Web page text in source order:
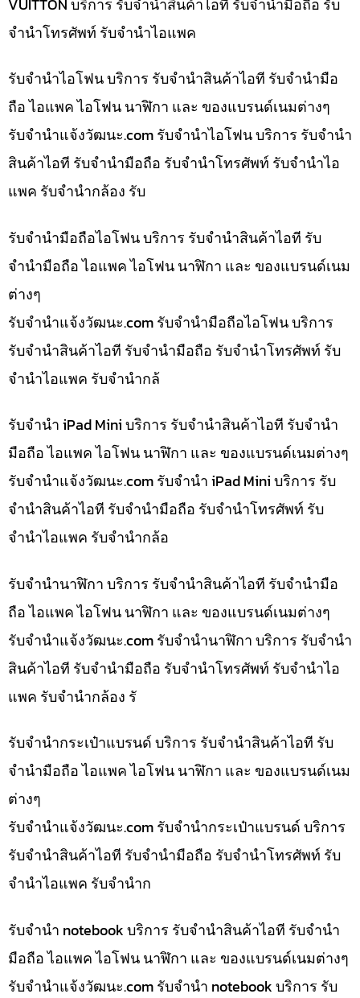
จำนำโทรศัพท์ รับจำนำไอแพค
รับจำนำไอโฟน บริการ รับจำนำสินค้าไอที รับจำนำมือ
ถือ ไอแพค ไอโฟน นาฬิกา และ ของแบรนด์เนมต่างๆ
รับจํานําแจ้งวัฒนะ.com รับจำนำไอโฟน บริการ รับจำนำ
สินค้าไอที รับจำนำมือถือ รับจำนำโทรศัพท์ รับจำนำไอ
แพค รับจำนำกล้อง รับ
รับจำนำมือถือไอโฟน บริการ รับจำนำสินค้าไอที รับ
จำนำมือถือ ไอแพค ไอโฟน นาฬิกา และ ของแบรนด์เนม
ต่างๆ
รับจํานําแจ้งวัฒนะ.com รับจำนำมือถือไอโฟน บริการ
รับจำนำสินค้าไอที รับจำนำมือถือ รับจำนำโทรศัพท์ รับ
จำนำไอแพค รับจำนำกล้
รับจำนำ iPad Mini บริการ รับจำนำสินค้าไอที รับจำนำ
มือถือ ไอแพค ไอโฟน นาฬิกา และ ของแบรนด์เนมต่างๆ
รับจํานําแจ้งวัฒนะ.com รับจำนำ iPad Mini บริการ รับ
จำนำสินค้าไอที รับจำนำมือถือ รับจำนำโทรศัพท์ รับ
จำนำไอแพค รับจำนำกล้อ
รับจำนำนาฬิกา บริการ รับจำนำสินค้าไอที รับจำนำมือ
ถือ ไอแพค ไอโฟน นาฬิกา และ ของแบรนด์เนมต่างๆ
รับจํานําแจ้งวัฒนะ.com รับจำนำนาฬิกา บริการ รับจำนำ
สินค้าไอที รับจำนำมือถือ รับจำนำโทรศัพท์ รับจำนำไอ
แพค รับจำนำกล้อง รั
รับจำนำกระเป๋าแบรนด์ บริการ รับจำนำสินค้าไอที รับ
จำนำมือถือ ไอแพค ไอโฟน นาฬิกา และ ของแบรนด์เนม
ต่างๆ
รับจํานําแจ้งวัฒนะ.com รับจำนำกระเป๋าแบรนด์ บริการ
รับจำนำสินค้าไอที รับจำนำมือถือ รับจำนำโทรศัพท์ รับ
จำนำไอแพค รับจำนำก
รับจำนำ notebook บริการ รับจำนำสินค้าไอที รับจำนำ
มือถือ ไอแพค ไอโฟน นาฬิกา และ ของแบรนด์เนมต่างๆ
รับจํานําแจ้งวัฒนะ.com รับจำนำ notebook บริการ รับ